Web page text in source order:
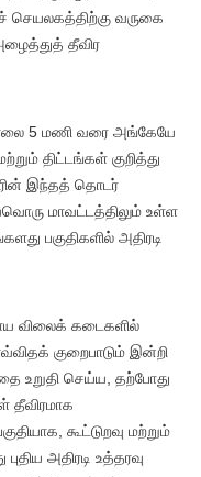
வருகை
தீவிர
5 மணி வரை அங்கேயே
திட்டங்கள் குறித்து
இந்தத் தொடர்
மாவட்டத்திலும் உள்ள
பகுதிகளில் அதிரடி
விலைக் கடைகளில்
குறைபாடும் இன்றி
உறுதி செய்ய, தற்போது
தீவிரமாக
கூட்டுறவு மற்றும்
அதிரடி உத்தரவு